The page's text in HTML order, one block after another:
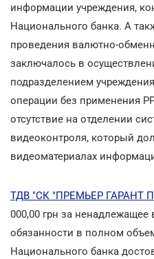
информации учреждения,
Национального банка. А
проведения валютно-
заключалось в
подразделением
операции без применения
отсутствие на отделении
видеоконтроля, который
видеоматериалах
ТДВ "СК "ПРЕМЬЕР ГАРАНТ
000,00 грн за
обязанности в полном
Национального банка